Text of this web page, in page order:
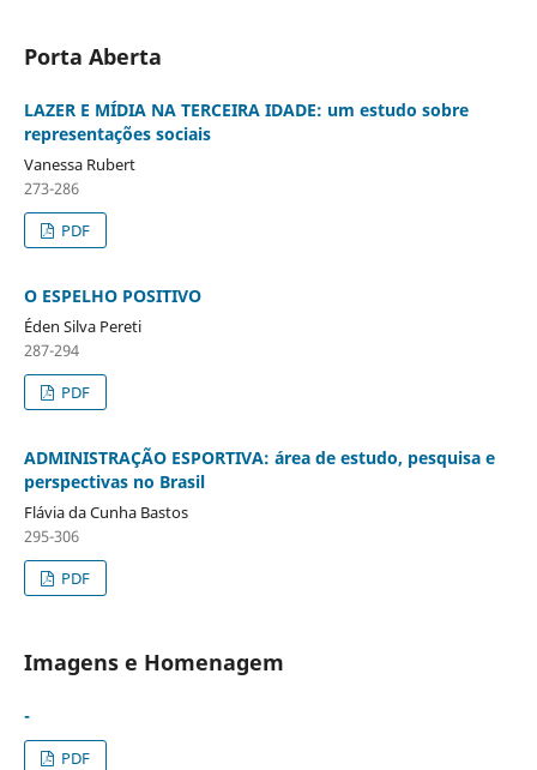
Porta Aberta
LAZER E MÍDIA NA TERCEIRA IDADE: um estudo sobre
representações sociais
Vanessa Rubert
273-286
PDF
O ESPELHO POSITIVO
Éden Silva Pereti
287-294
PDF
ADMINISTRAÇÃO ESPORTIVA: área de estudo, pesquisa e
perspectivas no Brasil
Flávia da Cunha Bastos
295-306
PDF
Imagens e Homenagem
-
PDF